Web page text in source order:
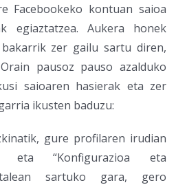
Facebookeko kontuan saioa
egiaztatzea. Aukera honek
zer gailu sartu diren,
pausoz pauso azalduko
saioaren hasierak eta zer
ikusten baduzu:
gure profilaren irudian
eta “Konfigurazioa eta
sartuko gara, gero